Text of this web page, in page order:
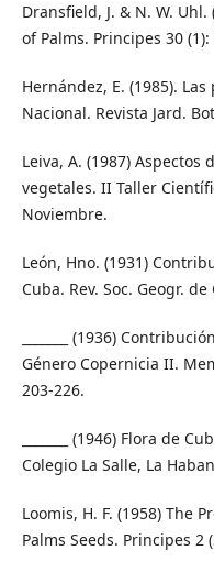
Dransfield, J. & N. W.
of Palms. Principes 30 (1):
Hernández, E. (1985).
Nacional. Revista Jard.
Leiva, A. (1987) Aspectos
vegetales. II Taller
Noviembre.
León, Hno. (1931)
Cuba. Rev. Soc. Geogr.
_______ (1936)
Género Copernicia II.
203-226.
_______ (1946) Flora de
Colegio La Salle, La
Loomis, H. F. (1958) The
Palms Seeds. Principes 2